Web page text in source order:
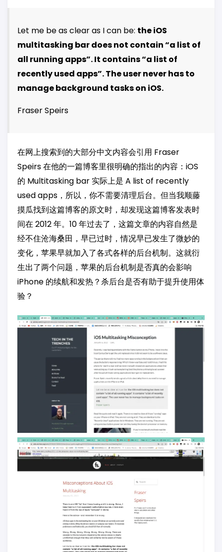
Let me be as clear as I can be: the iOS
multitasking bar does not contain “a list of
all running apps”. It contains “a list of
recently used apps”. The user never has to
manage background tasks on iOS.
Fraser Speirs
在网上搜索到的大部分中文内容会引用 Fraser
Speirs 在他的一篇博客里很明确的指出的内容：iOS
的 Multitasking bar 实际上是 A list of recently
used apps，所以，你不需要清理后台。但当我顺藤
摸瓜找到这篇博客的原文时，却发现这篇博客发表时
间在 2012 年。10 年过去了，这篇文章的内容自然是
经不住沧海桑田，早已过时，情况早已发生了微妙的
变化，苹果早就加入了各式各样的后台机制。这就衍
生出了两个问题，苹果的后台机制是否真的会影响
iPhone 的续航和发热？杀后台是否有助于提升使用体
验？